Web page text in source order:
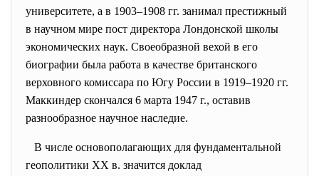
университете, а в 1903–1908 гг. занимал престижный
в научном мире пост директора Лондонской школы
экономических наук. Своеобразной вехой в его
биографии была работа в качестве британского
верховного комиссара по Югу России в 1919–1920 гг.
Маккиндер скончался 6 марта 1947 г., оставив
разнообразное научное наследие.
В числе основополагающих для фундаментальной
геополитики XX в. значится доклад